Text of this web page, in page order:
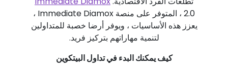
2.0 ، المتوفر على منصة Immediate Diamox ،
يعزز هذه الأساسيات ، ويوفر أرضا خصبة للمتداولين
لتنمية مهاراتهم بتركيز فريد.
كيف يمكنك البدء في تداول البيتكوين